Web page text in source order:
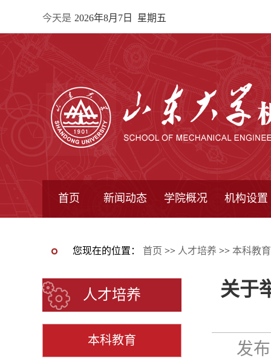
今天是 2026年8月7日 星期五
首页 新闻动态 学院概况 机构设置
您现在的位置： 首页 >> 人才培养 >> 本科教育
人才培养
本科教育
关于
发